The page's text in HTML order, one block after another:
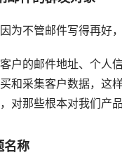
为不管邮件写得再好
户的邮件地址、个人
和采集客户数据，这
对那些根本对我们产
名称